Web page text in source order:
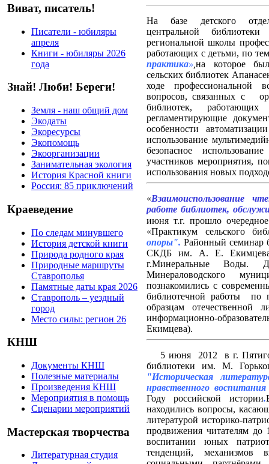
Виват, писатель!
Писатели - юбиляры
апреля
Книги - юбиляры 2026
года
Знай! Люби! Береги!
Земля - наш общий дом
Экодаты
Экоресурсы
Экопомощь
Экоорганизации
Занимательная экология
История Красной книги
Россия: 85 приключений
Краеведение
По следам минувшего
История детской книги
Природа родного края
Природные маршруты
Ставрополья
Памятные даты края 2026
Ставрополь – уездный
город
Место силы: регион 26
КНШ
Документы КНШ
Полезные материалы
Произведения КНШ
Мероприятия в помощь
Сценарии мероприятий
Мастерская творчества
Литературная студия
На базе детского
центральной библиотеки
региональной школы
работающих с детьми, по
практика» на которое
сельских библиотек
ходе профессиональной
вопросов, связанных с
библиотек,
регламентирующие
особенности
использование
безопасное
участников мероприятия,
использования новых
«Взаимоиспользование
работе библиотек,
июня т.г. прошло
«Практикум сельского
опоры". Районный семинар
СКДБ им. А. Е. Екимцева
г.Минеральные Воды.
Минераловодского
познакомились с
библиотечной работы
по
образцам отечественной
информационно-
Екимцева).
5 июня 2012
в г.
библиотеки им. М.
"Историческая
нравственного
Году российской истории.
находились вопросы,
литературой историко-
продвижения читателям до
воспитании юных
тенденций, механизмов